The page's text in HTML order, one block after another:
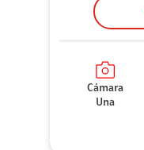
Cámara
Una